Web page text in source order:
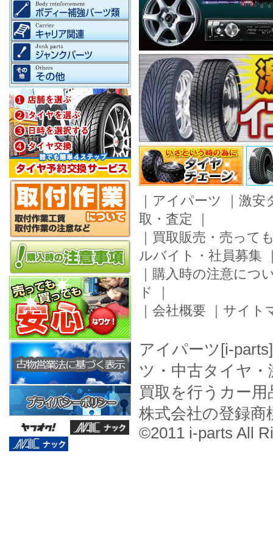
｜ アイパーツ ｜ 激安
取・査定 ｜
｜ 買取販売・売って
ルバイト・社員募集
｜ 購入時の注意につ
ド
｜
｜ 会社概要 ｜ サイト
アイパーツ[i-
ツ・中古タイヤ
買取を行うカー
株式会社の登録商
©2011 i-parts All